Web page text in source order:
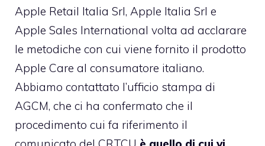
Apple Retail Italia Srl, Apple Italia Srl e
Apple Sales International volta ad acclarare
le metodiche con cui viene fornito il prodotto
Apple Care al consumatore italiano.
Abbiamo contattato l’ufficio stampa di
AGCM, che ci ha confermato che il
procedimento cui fa riferimento il